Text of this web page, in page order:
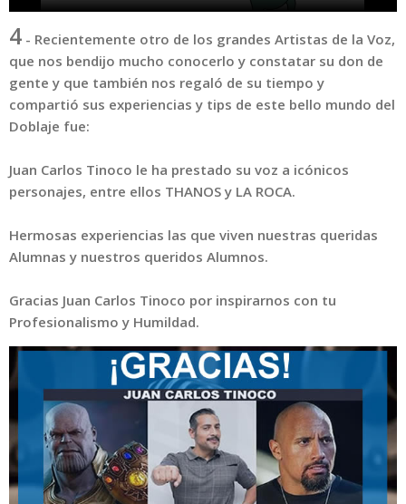
4 - Recientemente otro de los grandes Artistas de la Voz,
que nos bendijo mucho conocerlo y constatar su don de
gente y que también nos regaló de su tiempo y
compartió sus experiencias y tips de este bello mundo del
Doblaje fue:
Juan Carlos Tinoco le ha prestado su voz a icónicos
personajes, entre ellos THANOS y LA ROCA.
Hermosas experiencias las que viven nuestras queridas
Alumnas y nuestros queridos Alumnos.
Gracias Juan Carlos Tinoco por inspirarnos con tu
Profesionalismo y Humildad.